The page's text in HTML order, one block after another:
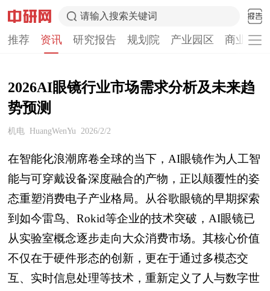
请输入搜索关键词
推荐 资讯 研究报告 规划院 产业园区 商业计
2026AI眼镜行业市场需求分析及未来趋
势预测
机电 HuangWenYu 2026/2/2
在智能化浪潮席卷全球的当下，AI眼镜作为人工智
能与可穿戴设备深度融合的产物，正以颠覆性的姿
态重塑消费电子产业格局。从谷歌眼镜的早期探索
到如今雷鸟、Rokid等企业的技术突破，AI眼镜已
从实验室概念逐步走向大众消费市场。其核心价值
不仅在于硬件形态的创新，更在于通过多模态交
互、实时信息处理等技术，重新定义了人与数字世